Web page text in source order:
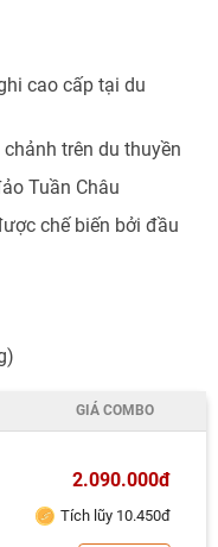
cao cấp tại du
trên du thuyền
Tuần Châu
chế biến bởi đầu
GIÁ COMBO
2.090.000đ
Tích lũy 10.450đ